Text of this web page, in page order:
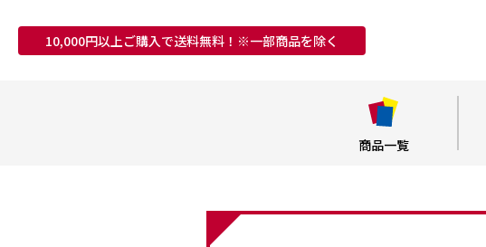
10,000円以上ご購入で送料無料！※一部商品を除く
商品一覧